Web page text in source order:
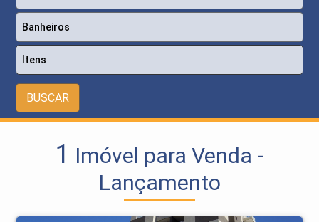
Itens
BUSCAR
1 Imóvel para Venda -
Lançamento